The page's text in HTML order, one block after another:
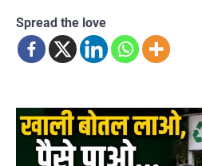
Spread the love